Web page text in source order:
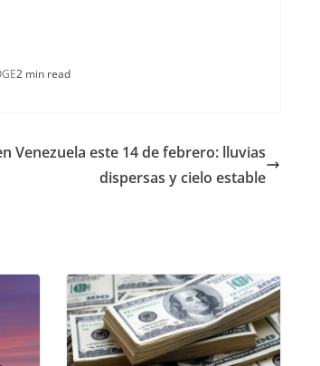
2 min read
Venezuela este 14 de febrero: lluvias
dispersas y cielo estable